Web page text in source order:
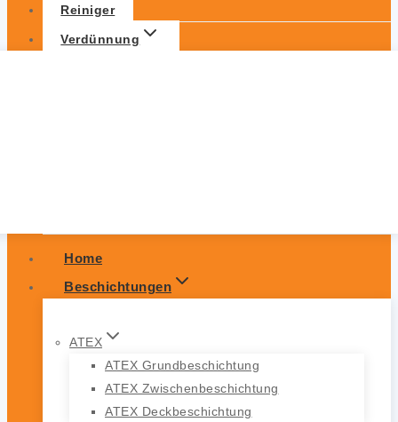
Reiniger
Verdünnung
Home
Beschichtungen
ATEX
ATEX Grundbeschichtung
ATEX Zwischenbeschichtung
ATEX Deckbeschichtung